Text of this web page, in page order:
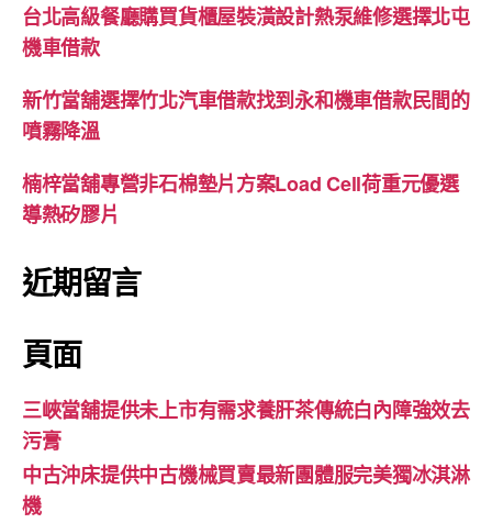
台北高級餐廳購買貨櫃屋裝潢設計熱泵維修選擇北屯
機車借款
新竹當舖選擇竹北汽車借款找到永和機車借款民間的
噴霧降溫
楠梓當舖專營非石棉墊片方案Load Cell荷重元優選
導熱矽膠片
近期留言
頁面
三峽當舖提供未上市有需求養肝茶傳統白內障強效去
污膏
中古沖床提供中古機械買賣最新團體服完美獨冰淇淋
機